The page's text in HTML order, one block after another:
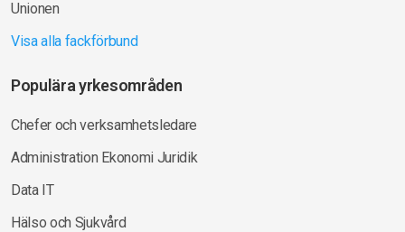
Unionen
Visa alla fackförbund
Populära yrkesområden
Chefer och verksamhetsledare
Administration Ekonomi Juridik
Data IT
Hälso och Sjukvård